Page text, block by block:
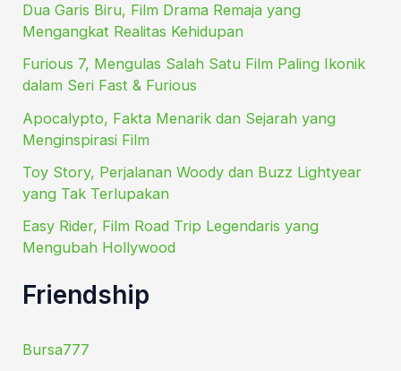
Dua Garis Biru, Film Drama Remaja yang
Mengangkat Realitas Kehidupan
Furious 7, Mengulas Salah Satu Film Paling Ikonik
dalam Seri Fast & Furious
Apocalypto, Fakta Menarik dan Sejarah yang
Menginspirasi Film
Toy Story, Perjalanan Woody dan Buzz Lightyear
yang Tak Terlupakan
Easy Rider, Film Road Trip Legendaris yang
Mengubah Hollywood
Friendship
Bursa777